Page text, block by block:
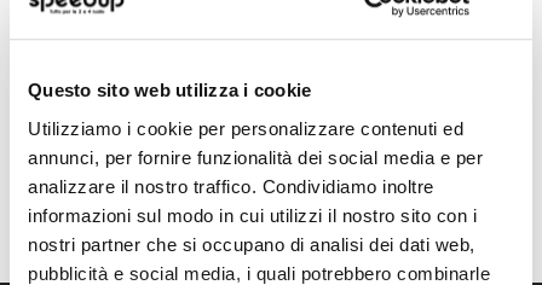
Questo sito web utilizza i cookie
Utilizziamo i cookie per personalizzare contenuti ed
annunci, per fornire funzionalità dei social media e per
analizzare il nostro traffico. Condividiamo inoltre
informazioni sul modo in cui utilizzi il nostro sito con i
nostri partner che si occupano di analisi dei dati web,
pubblicità e social media, i quali potrebbero combinarle
69,30 €
Prezzo
49,50 € -39%